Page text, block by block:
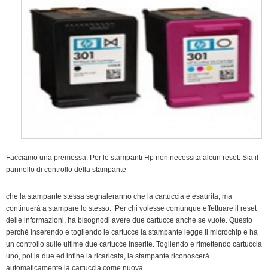
Facciamo una premessa. Per le stampanti Hp non necessita alcun reset. Sia il
pannello di controllo della stampante
che la stampante stessa segnaleranno che la cartuccia è esaurita, ma
continuerà a stampare lo stesso. Per chi volesse comunque effettuare il reset
delle informazioni, ha bisognodi avere due cartucce anche se vuote. Questo
perchè inserendo e togliendo le cartucce la stampante legge il microchip e ha
un controllo sulle ultime due cartucce inserite. Togliendo e rimettendo cartuccia
uno, poi la due ed infine la ricaricata, la stampante riconoscerà
automaticamente la cartuccia come nuova.